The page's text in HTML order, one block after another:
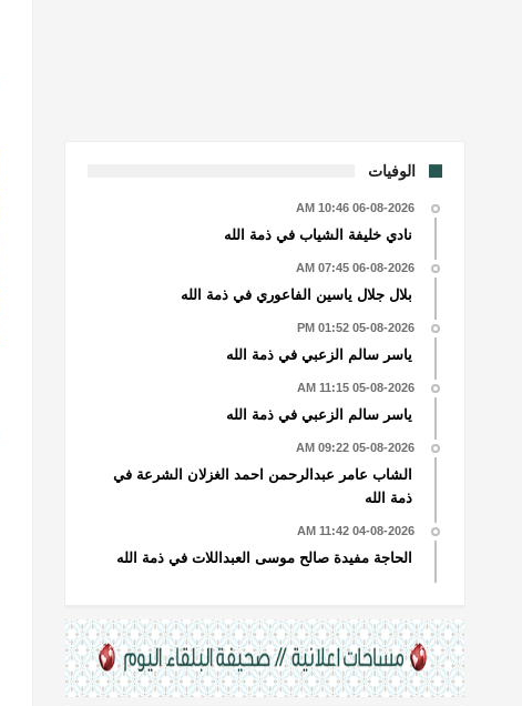
الوفيات
06-08-2026 10:46 AM
نادي خليفة الشياب في ذمة الله
06-08-2026 07:45 AM
بلال جلال ياسين الفاعوري في ذمة الله
05-08-2026 01:52 PM
ياسر سالم الزعبي في ذمة الله
05-08-2026 11:15 AM
ياسر سالم الزعبي في ذمة الله
05-08-2026 09:22 AM
الشاب عامر عبدالرحمن احمد الغزلان الشرعة في
ذمة الله
04-08-2026 11:42 AM
الحاجة مفيدة صالح موسى العبداللات في ذمة الله